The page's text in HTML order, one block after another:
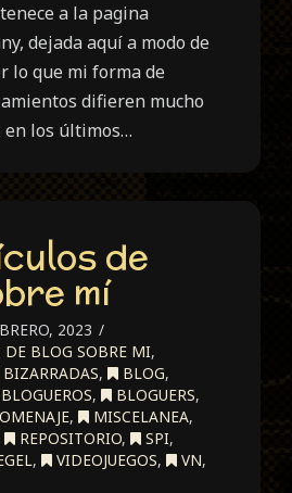
a la pagina
dejada aquí a modo de
lo que mi forma de
difieren mucho
en los últimos…
de
mí
2023
DE BLOG SOBRE MI,
BIZARRADAS, BLOG,
BLOGUEROS, BLOGUERS,
, MISCELANEA,
REPOSITORIO, SPI,
, VIDEOJUEGOS, VN,